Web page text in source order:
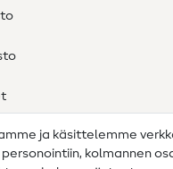
ja käsittelemme
kolmannen